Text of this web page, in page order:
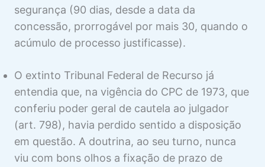
segurança (90 dias, desde a data da
concessão, prorrogável por mais 30, quando o
acúmulo de processo justificasse).
O extinto Tribunal Federal de Recurso já
entendia que, na vigência do CPC de 1973, que
conferiu poder geral de cautela ao julgador
(art. 798), havia perdido sentido a disposição
em questão. A doutrina, ao seu turno, nunca
viu com bons olhos a fixação de prazo de